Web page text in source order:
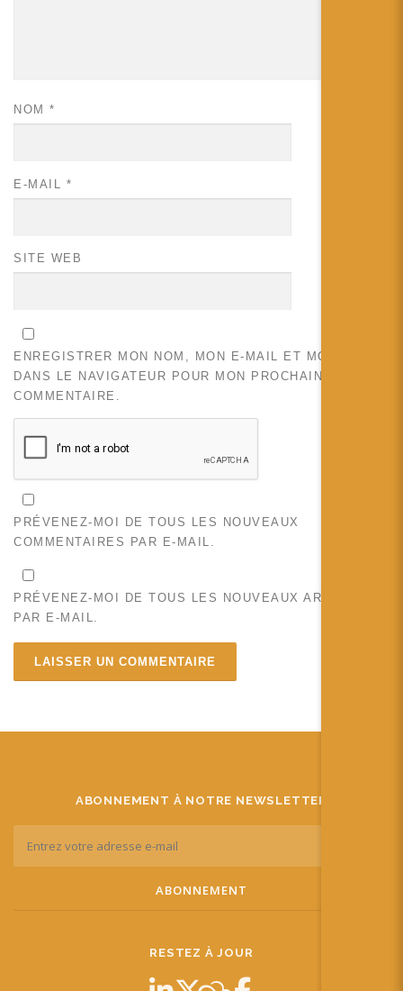
NOM *
E-MAIL *
SITE WEB
ENREGISTRER MON NOM, MON E-MAIL ET MON SITE
DANS LE NAVIGATEUR POUR MON PROCHAIN
COMMENTAIRE.
PRÉVENEZ-MOI DE TOUS LES NOUVEAUX
COMMENTAIRES PAR E-MAIL.
PRÉVENEZ-MOI DE TOUS LES NOUVEAUX ARTICLES
PAR E-MAIL.
ABONNEMENT À NOTRE NEWSLETTER
RESTEZ À JOUR